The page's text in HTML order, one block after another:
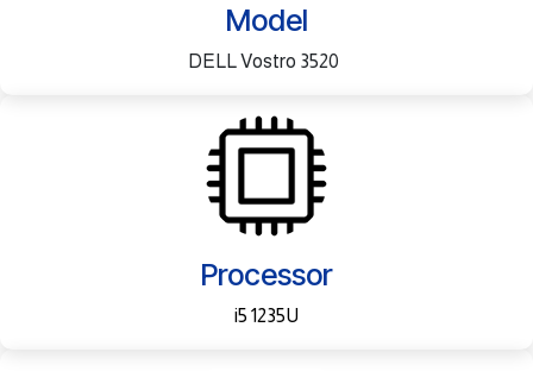
Model
Processor
i5 1235U